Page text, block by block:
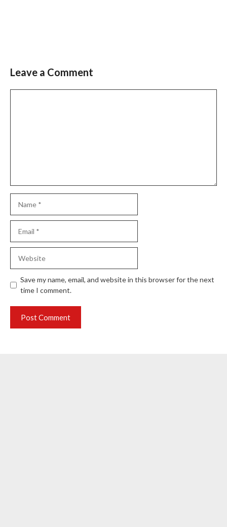
Slide 3 of 6
Leave a Comment
Save my name, email, and website in this browser for the next
time I comment.